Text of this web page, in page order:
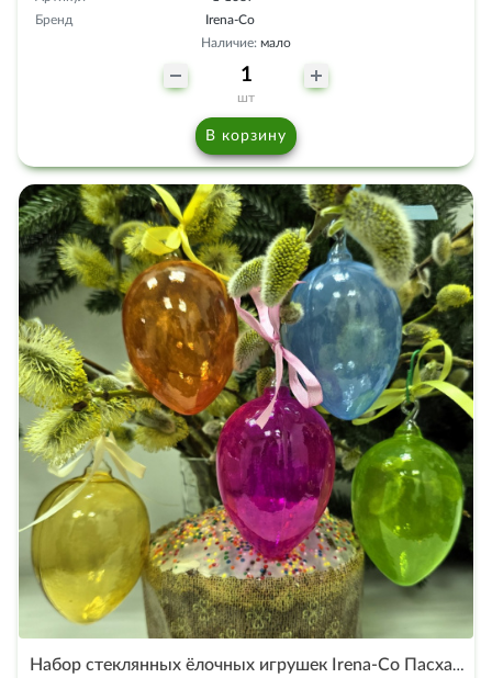
Бренд
Irena-Co
Наличие: мало
шт
В корзину
Набор стеклянных ёлочных игрушек Irena-Co Пасхальные яйца прозрачные